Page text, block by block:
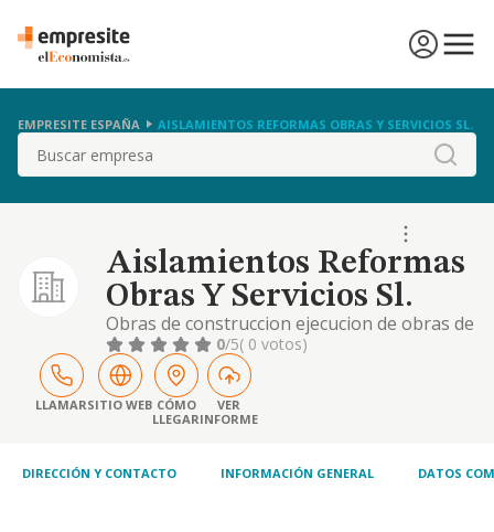
EMPRESITE ESPAÑA AISLAMIENTOS REFORMAS OBRAS Y SERVICIOS SL.
Buscar
Aislamientos Reformas
Obras Y Servicios Sl.
Obras de construccion ejecucion de obras de
albanileria
0/5( 0 votos)
LLAMARSITIO WEB CÓMO
LLEGAR
VER
INFORME
DIRECCIÓN Y CONTACTO INFORMACIÓN GENERAL DATOS